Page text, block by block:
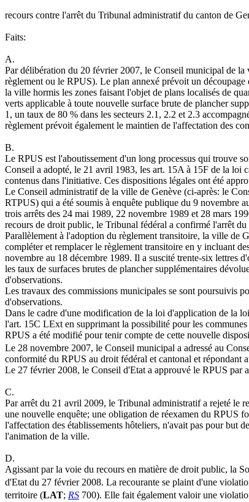
recours contre l'arrêt du Tribunal administratif du canton de
Faits:
A.
Par délibération du 20 février 2007, le Conseil municipal de
règlement ou le RPUS). Le plan annexé prévoit un
la ville hormis les zones faisant l'objet de plans localisés de
verts applicable à toute nouvelle surface brute de plancher
1, un taux de 80 % dans les secteurs 2.1, 2.2 et 2.3
règlement prévoit également le maintien de l'affectation des
B.
Le RPUS est l'aboutissement d'un long processus qui trouve
Conseil a adopté, le 21 avril 1983, les art. 15A à 15F de la loi
contenus dans l'initiative. Ces dispositions légales ont été
Le Conseil administratif de la ville de Genève (ci-après: le
RTPUS) qui a été soumis à enquête publique du 9 novembre
trois arrêts des 24 mai 1989, 22 novembre 1989 et 28 mars
recours de droit public, le Tribunal fédéral a confirmé l'arrêt
Parallèlement à l'adoption du règlement transitoire, la ville de
compléter et remplacer le règlement transitoire en y incluant
novembre au 18 décembre 1989. Il a suscité trente-six lettres
les taux de surfaces brutes de plancher supplémentaires
d'observations.
Les travaux des commissions municipales se sont poursuivis
d'observations.
Dans le cadre d'une modification de la loi d'application de la
l'art. 15C LExt en supprimant la possibilité pour les
RPUS a été modifié pour tenir compte de cette nouvelle
Le 28 novembre 2007, le Conseil municipal a adressé au
conformité du RPUS au droit fédéral et cantonal et répondant
Le 27 février 2008, le Conseil d'Etat a approuvé le RPUS
C.
Par arrêt du 21 avril 2009, le Tribunal administratif a rejeté le
une nouvelle enquête; une obligation de réexamen du RPUS
l'affectation des établissements hôteliers, n'avait pas pour but
l'animation de la ville.
D.
Agissant par la voie du recours en matière de droit public, la
d'Etat du 27 février 2008. La recourante se plaint d'une
territoire (LAT; RS 700). Elle fait également valoir une